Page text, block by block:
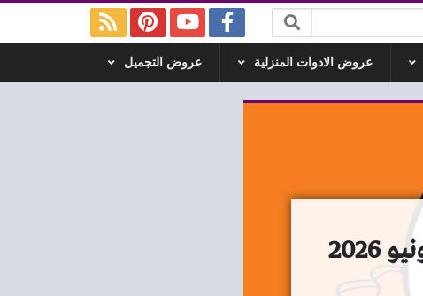
عروض الادوات المنزلية عروض التجميل
عروض فتح الله جملة من 13 يونيو حتى 27 يونيو 2026